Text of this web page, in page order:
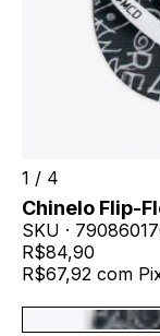
1 / 4
Chinelo Flip-
SKU ·
R$84,90
R$67,92 com